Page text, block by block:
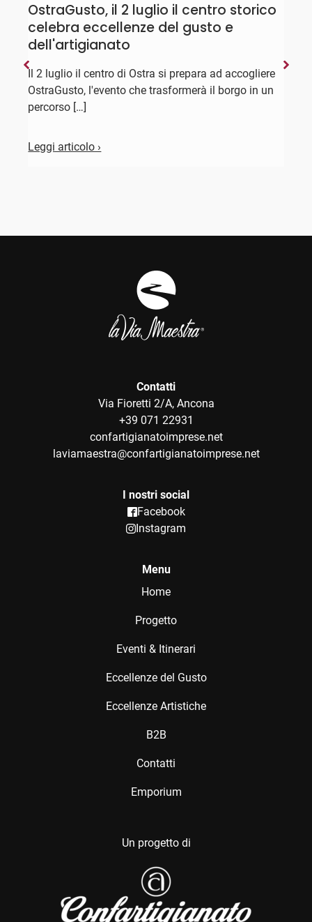
OstraGusto, il 2 luglio il centro storico
celebra eccellenze del gusto e
dell'artigianato
Il 2 luglio il centro di Ostra si prepara ad accogliere
OstraGusto, l'evento che trasformerà il borgo in un
percorso […]
Leggi articolo ›
Contatti
Via Fioretti 2/A, Ancona
+39 071 22931
confartigianatoimprese.net
laviamaestra@confartigianatoimprese.net
I nostri social
Facebook
Instagram
Menu
Home
Progetto
Eventi & Itinerari
Eccellenze del Gusto
Eccellenze Artistiche
B2B
Contatti
Emporium
Un progetto di